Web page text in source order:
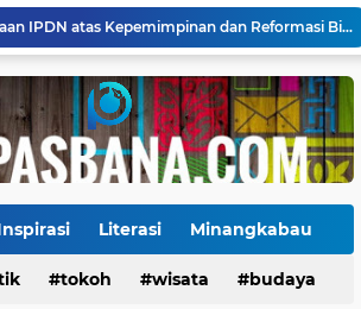
Payakumbuh Luncurkan GEMPITA BERSAMA, Dorong Pekarangan Jadi Sumber Pangan Keluarga
130 ASN dan Warga Payakumbuh Ikut Vaksin HPV, Upaya Cegah Kanker Serviks Diperluas
Jelang Wajib Halal 2026, Sumbar Percepat Sertifikasi UMKM dan Bangun Ekosistem Halal
Tigo Kayo FC Juara Piala Wali Kota Payakumbuh 2026 Usai Menang Adu Penalti
Jadwal Pekan Perdana Super League 2026/2027: Big Match Langsung Warnai Awal Musim
Literasi Minangkabau
Tokoh budaya kuliner
tokoh wisata budaya